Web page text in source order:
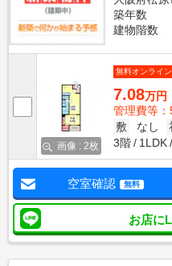
築年数
建物階数
画像 : 2枚
無料オンライ
7.08万円
管理費等：
敷
なし
3階
1LDK
空室確認 無料
お店に